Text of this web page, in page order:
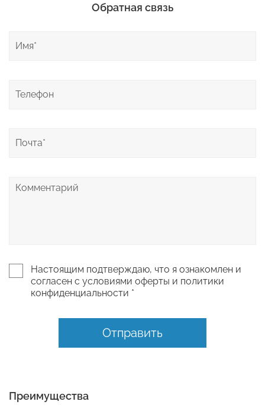
Обратная связь
Настоящим подтверждаю, что я ознакомлен и
согласен с условиями оферты и политики
конфиденциальности *
Отправить
Преимущества